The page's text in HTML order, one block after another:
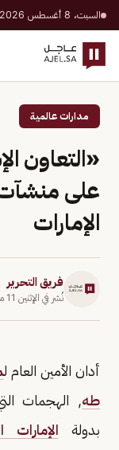
السبت، 8 أغسطس 2026 · 25 صفر 1448 هـ
مدارات عالمية
«التعاون
على منشآت
الإمارات
فريق التحرير
نُشر في الإثنين 11 مايو 2026
أدان الأمين العام ل
طه, الهجمات
بدولة الإمارات